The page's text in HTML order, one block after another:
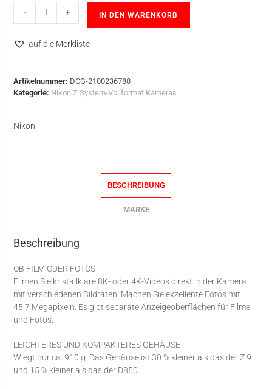
- + IN DEN WARENKORB
auf die Merkliste
Artikelnummer: DCG-2100236788
Kategorie: Nikon Z System-Vollformat Kameras
Nikon
BESCHREIBUNG
MARKE
Beschreibung
OB FILM ODER FOTOS
Filmen Sie kristallklare 8K- oder 4K-Videos direkt in der Kamera
mit verschiedenen Bildraten. Machen Sie exzellente Fotos mit
45,7 Megapixeln. Es gibt separate Anzeigeoberflächen für Filme
und Fotos.
LEICHTERES UND KOMPAKTERES GEHÄUSE
Wiegt nur ca. 910 g. Das Gehäuse ist 30 % kleiner als das der Z 9
und 15 % kleiner als das der D850.